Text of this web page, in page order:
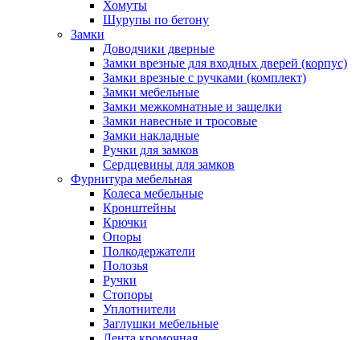
Хомуты
Шурупы по бетону
Замки
Доводчики дверные
Замки врезные для входных дверей (корпус)
Замки врезные с ручками (комплект)
Замки мебельные
Замки межкомнатные и защелки
Замки навесные и тросовые
Замки накладные
Ручки для замков
Сердцевины для замков
Фурнитура мебельная
Колеса мебельные
Кронштейны
Крючки
Опоры
Полкодержатели
Полозья
Ручки
Стопоры
Уплотнители
Заглушки мебельные